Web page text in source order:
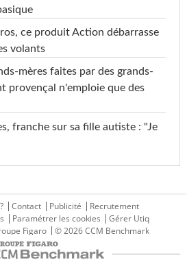
ce produit Action débarrasse
volants
mères faites par des grands-
provençal n'emploie que des
franche sur sa fille autiste : "Je
Contact Publicité
Recrutement
Paramétrer les cookies
Gérer Utiq
Figaro © 2026 CCM Benchmark